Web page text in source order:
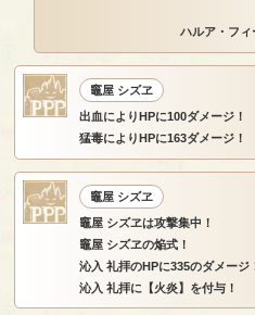
ハルア・フィ
竈屋 シズヱ
出血によりHPに100ダメージ！
猛毒によりHPに163ダメージ！
竈屋 シズヱ
竈屋 シズヱは攻撃集中！
竈屋 シズヱの焔式！
沁入 礼拝のHPに335のダメージ
沁入 礼拝に【火炎】を付与！